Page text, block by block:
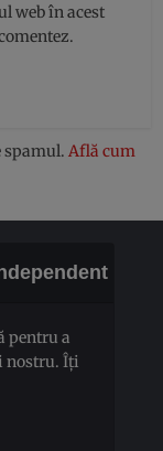
web în acest
spamul.Află cum
pentru a
nostru. Îți